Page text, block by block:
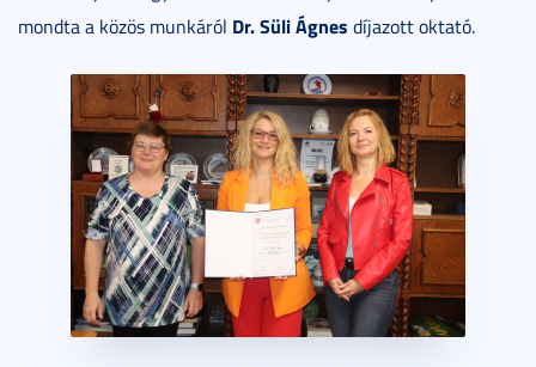
mondta a közös munkáról Dr. Süli Ágnes díjazott oktató.